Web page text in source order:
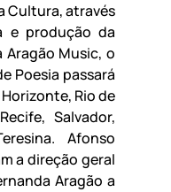
Cultura, através
e produção da
Aragão Music, o
Poesia passará
Rio de
Salvador,
Afonso
a direção geral
Aragão a